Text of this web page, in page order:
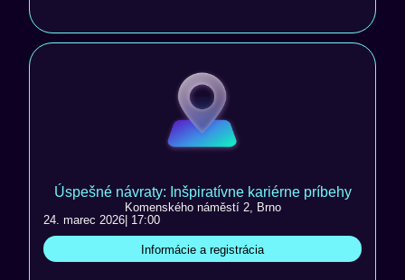
Úspešné návraty: Inšpiratívne kariérne príbehy
Komenského náměstí 2, Brno
24. marec 2026 | 17:00
Informácie a registrácia